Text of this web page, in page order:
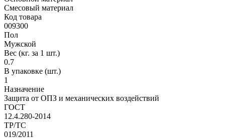
Смесовый материал
Код товара
009300
Пол
Мужской
Вес (кг. за 1 шт.)
0.7
В упаковке (шт.)
1
Назначение
Защита от ОПЗ и механических воздействий
ГОСТ
12.4.280-2014
ТР/ТС
019/2011